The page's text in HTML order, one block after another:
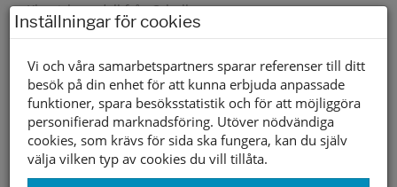
Klassisk modell från Scholl
Yttersula material Gummi
Innersula material Skinn
Foder material Textil
1350 kr
Inställningar för cookies
Vi och våra samarbetspartners sparar referenser till ditt
besök på din enhet för att kunna erbjuda anpassade
funktioner, spara besöksstatistik och för att möjliggöra
personifierad marknadsföring. Utöver nödvändiga
cookies, som krävs för sida ska fungera, kan du själv
välja vilken typ av cookies du vill tillåta.